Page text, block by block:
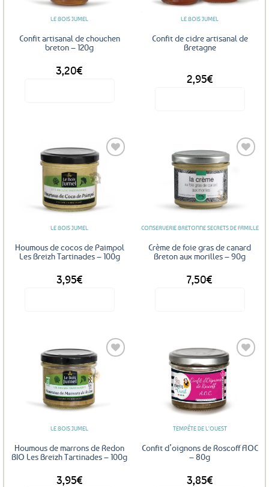
LE BOIS JUMEL
Confit artisanal de chouchen
breton – 120g
3,20€
LE BOIS JUMEL
Confit de cidre artisanal de
Bretagne
2,95€
plusieurs
variations.
peuvent
choisies
sur
Ajouter
LE BOIS JUMEL
Houmous de cocos de Paimpol
Les Breizh Tartinades – 100g
3,95€
CONSERVERIE BRETONNE SECRETS DE FAMILLE
Crème de foie gras de canard
Breton aux morilles – 90g
7,50€
LE BOIS JUMEL
Houmous de marrons de Redon
BIO Les Breizh Tartinades – 100g
3,95€
TEMPÊTE DE L'OUEST
Confit d’oignons de Roscoff AOC
– 80g
3,85€